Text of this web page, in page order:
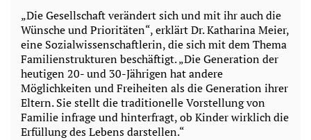
„Die Gesellschaft verändert sich und mit ihr auch die
Wünsche und Prioritäten“, erklärt Dr. Katharina Meier,
eine Sozialwissenschaftlerin, die sich mit dem Thema
Familienstrukturen beschäftigt. „Die Generation der
heutigen 20- und 30-Jährigen hat andere
Möglichkeiten und Freiheiten als die Generation ihrer
Eltern. Sie stellt die traditionelle Vorstellung von
Familie infrage und hinterfragt, ob Kinder wirklich die
Erfüllung des Lebens darstellen.“